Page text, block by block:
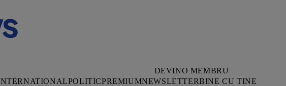
DEVINO MEMBRU
POLITICPREMIUMNEWSLETTERBINE CU TINE